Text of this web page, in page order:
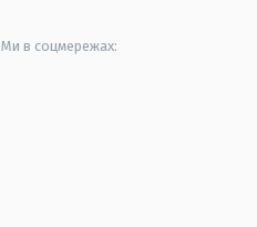
Ми в соцмережах: